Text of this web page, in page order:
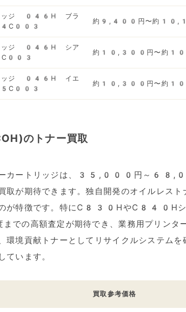
リッジ 046H ブラ
約9,400円〜約
リッジ 046H シア
約10,300円〜約
リッジ 046H イエ
約10,300円〜約
のトナー買取
ーカートリッジは、35,000円～
取が期待できます。独自開発のオイルレス
のが特徴です。特にC830HやC840H
の高額査定が期待でき、業務用プリンタ
環境貢献トナーとしてリサイクルシステム
ています。
買取参考価格